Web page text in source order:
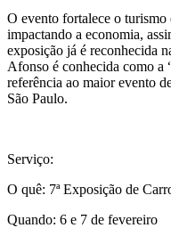
O evento fortalece o turismo
impactando a economia,
exposição já é reconhecida
Afonso é conhecida como a
referência ao maior evento
São Paulo.
Serviço:
O quê: 7ª Exposição de
Quando: 6 e 7 de fevereiro